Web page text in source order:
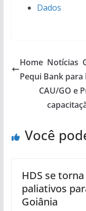
Dados
Home Notícias
Pequi Bank
CAU/GO e
Você
HDS se
paliativos
Goiânia